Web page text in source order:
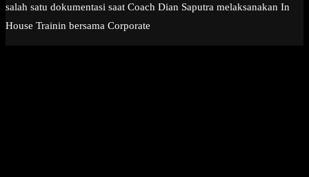
salah satu dokumentasi saat Coach Dian Saputra melaksanakan In
House Trainin bersama Corporate